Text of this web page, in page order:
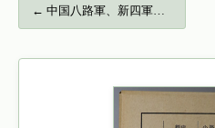
← 中国八路軍、新四軍史…